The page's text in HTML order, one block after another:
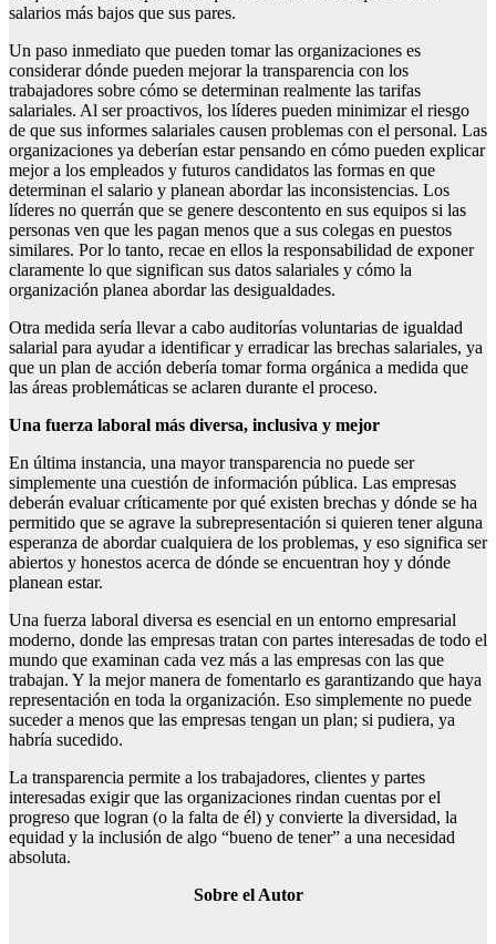
salarios más bajos que sus pares.
Un paso inmediato que pueden tomar las organizaciones es
considerar dónde pueden mejorar la transparencia con los
trabajadores sobre cómo se determinan realmente las tarifas
salariales. Al ser proactivos, los líderes pueden minimizar el riesgo
de que sus informes salariales causen problemas con el personal. Las
organizaciones ya deberían estar pensando en cómo pueden explicar
mejor a los empleados y futuros candidatos las formas en que
determinan el salario y planean abordar las inconsistencias. Los
líderes no querrán que se genere descontento en sus equipos si las
personas ven que les pagan menos que a sus colegas en puestos
similares. Por lo tanto, recae en ellos la responsabilidad de exponer
claramente lo que significan sus datos salariales y cómo la
organización planea abordar las desigualdades.
Otra medida sería llevar a cabo auditorías voluntarias de igualdad
salarial para ayudar a identificar y erradicar las brechas salariales, ya
que un plan de acción debería tomar forma orgánica a medida que
las áreas problemáticas se aclaren durante el proceso.
Una fuerza laboral más diversa, inclusiva y mejor
En última instancia, una mayor transparencia no puede ser
simplemente una cuestión de información pública. Las empresas
deberán evaluar críticamente por qué existen brechas y dónde se ha
permitido que se agrave la subrepresentación si quieren tener alguna
esperanza de abordar cualquiera de los problemas, y eso significa ser
abiertos y honestos acerca de dónde se encuentran hoy y dónde
planean estar.
Una fuerza laboral diversa es esencial en un entorno empresarial
moderno, donde las empresas tratan con partes interesadas de todo el
mundo que examinan cada vez más a las empresas con las que
trabajan. Y la mejor manera de fomentarlo es garantizando que haya
representación en toda la organización. Eso simplemente no puede
suceder a menos que las empresas tengan un plan; si pudiera, ya
habría sucedido.
La transparencia permite a los trabajadores, clientes y partes
interesadas exigir que las organizaciones rindan cuentas por el
progreso que logran (o la falta de él) y convierte la diversidad, la
equidad y la inclusión de algo “bueno de tener” a una necesidad
absoluta.
Sobre el Autor